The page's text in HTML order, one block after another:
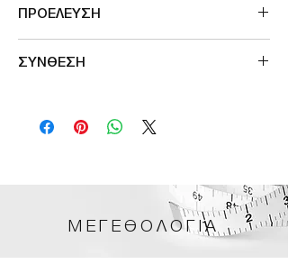
ΠΡΟΕΛΕΥΣΗ
ΣΥΝΘΕΣΗ
ΜΕΓΕΘΟΛΟΓΙΑ